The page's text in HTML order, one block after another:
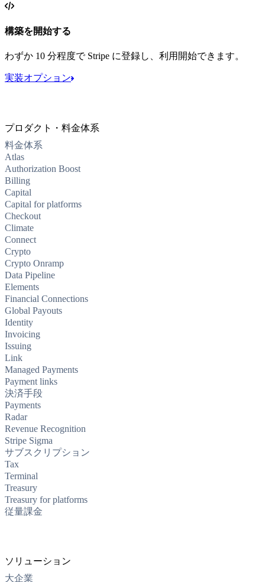
構築を開始する
わずか 10 分程度で Stripe に登録し、利用開始できます。
実装オプション
プロダクト・料金体系
料金体系
Atlas
Authorization Boost
Billing
Capital
Capital for platforms
Checkout
Climate
Connect
Crypto
Crypto Onramp
Data Pipeline
Elements
Financial Connections
Global Payouts
Identity
Invoicing
Issuing
Link
Managed Payments
Payment links
決済手段
Payments
Radar
Revenue Recognition
Stripe Sigma
サブスクリプション
Tax
Terminal
Treasury
Treasury for platforms
従量課金
ソリューション
大企業